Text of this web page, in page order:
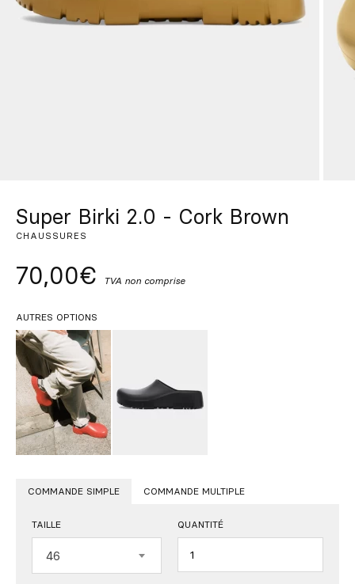
Super Birki 2.0 - Cork Brown
CHAUSSURES
70,00€ TVA non comprise
AUTRES OPTIONS
COMMANDE SIMPLE COMMANDE MULTIPLE
TAILLE
46
QUANTITÉ